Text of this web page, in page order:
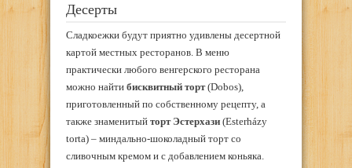
Десерты
Сладкоежки будут приятно удивлены десертной
картой местных ресторанов. В меню
практически любого венгерского ресторана
можно найти бисквитный торт(Dobos),
приготовленный по собственному рецепту, а
также знаменитый торт Эстерхази (Esterházy
torta) – миндально-шоколадный торт со
сливочным кремом и с добавлением коньяка.